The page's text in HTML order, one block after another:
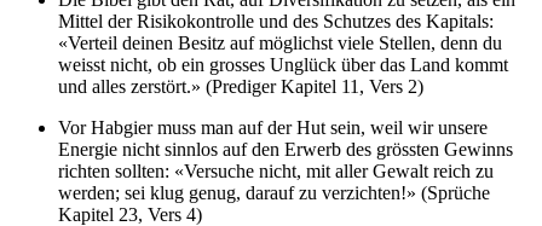
Mittel der Risikokontrolle und des Schutzes des Kapitals:
«Verteil deinen Besitz auf möglichst viele Stellen, denn du
weisst nicht, ob ein grosses Unglück über das Land kommt
und alles zerstört.» (Prediger Kapitel 11, Vers 2)
Vor Habgier muss man auf der Hut sein, weil wir unsere
Energie nicht sinnlos auf den Erwerb des grössten Gewinns
richten sollten: «Versuche nicht, mit aller Gewalt reich zu
werden; sei klug genug, darauf zu verzichten!» (Sprüche
Kapitel 23, Vers 4)